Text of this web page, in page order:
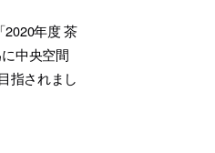
年度 茶
中央空間
指されまし